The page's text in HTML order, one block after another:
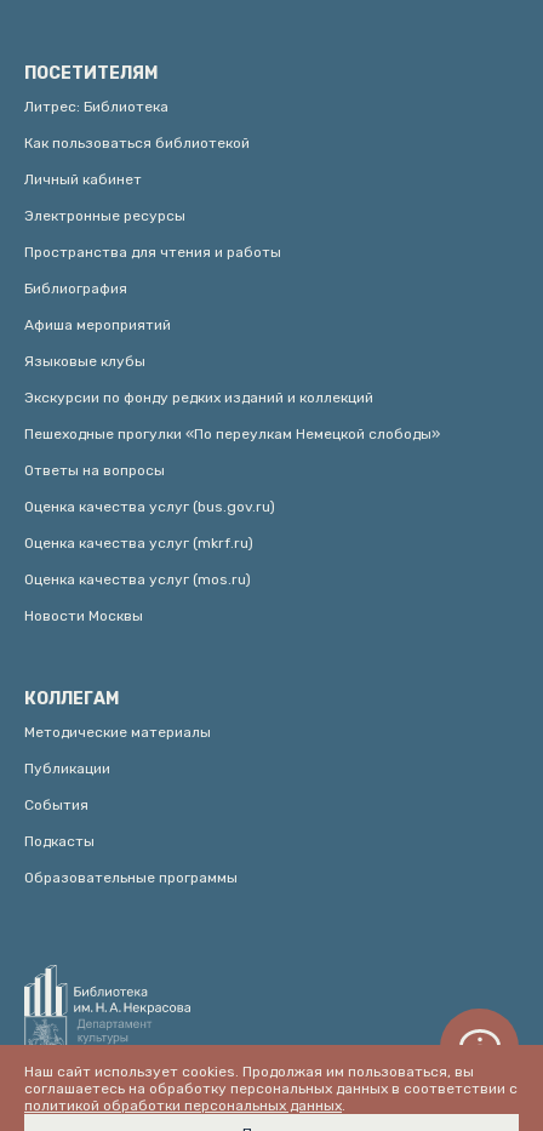
ПОСЕТИТЕЛЯМ
Литрес: Библиотека
Как пользоваться библиотекой
Личный кабинет
Электронные ресурсы
Пространства для чтения и работы
Библиография
Афиша мероприятий
Языковые клубы
Экскурсии по фонду редких изданий и коллекций
Пешеходные прогулки «По переулкам Немецкой слободы»
Ответы на вопросы
Оценка качества услуг (bus.gov.ru)
Оценка качества услуг (mkrf.ru)
Оценка качества услуг (mos.ru)
Новости Москвы
КОЛЛЕГАМ
Методические материалы
Публикации
События
Подкасты
Образовательные программы
Наш сайт использует cookies. Продолжая им пользоваться, вы
соглашаетесь на обработку персональных данных в соответствии с
политикой обработки персональных данных.